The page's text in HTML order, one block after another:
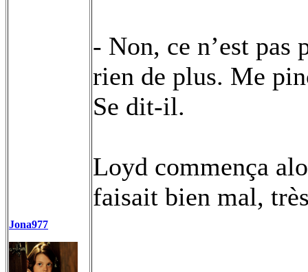
Jona977
- Non, ce n’est pas
rien de plus. Me
Se dit-il.
Loyd commença
faisait bien mal,